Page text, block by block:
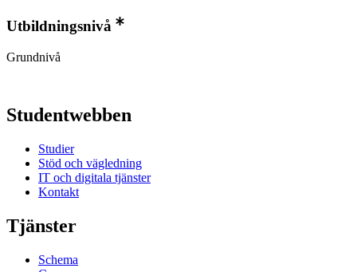
Utbildningsnivå
Grundnivå
Studentwebben
Studier
Stöd och vägledning
IT och digitala tjänster
Kontakt
Tjänster
Schema